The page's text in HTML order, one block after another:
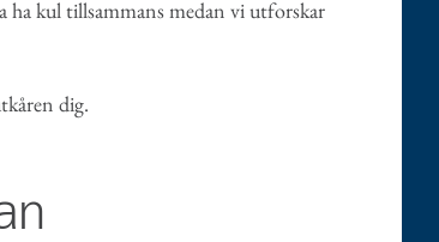
ha kul tillsammans medan vi utforskar
dig.